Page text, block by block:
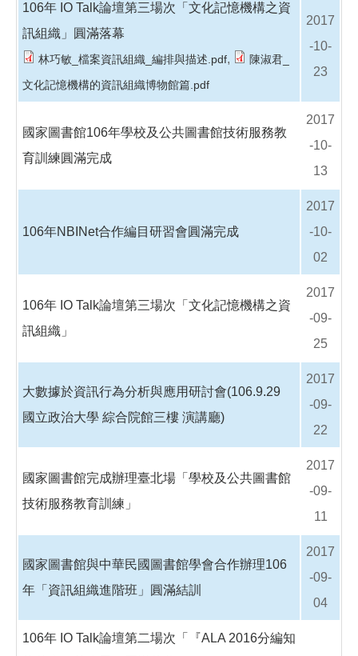
106年 IO Talk論壇第三場次「文化記憶機構之資
訊組織」圓滿落幕
林巧敏_檔案資訊組織_編排與描述.pdf,
陳淑君_
文化記憶機構的資訊組織博物館篇.pdf
2017
-10-
23
國家圖書館106年學校及公共圖書館技術服務教
育訓練圓滿完成
2017
-10-
13
106年NBINet合作編目研習會圓滿完成
2017
-10-
02
106年 IO Talk論壇第三場次「文化記憶機構之資
訊組織」
2017
-09-
25
大數據於資訊行為分析與應用研討會(106.9.29
國立政治大學 綜合院館三樓 演講廳)
2017
-09-
22
國家圖書館完成辦理臺北場「學校及公共圖書館
技術服務教育訓練」
2017
-09-
11
國家圖書館與中華民國圖書館學會合作辦理106
年「資訊組織進階班」圓滿結訓
2017
-09-
04
106年 IO Talk論壇第二場次「『ALA 2016分編知